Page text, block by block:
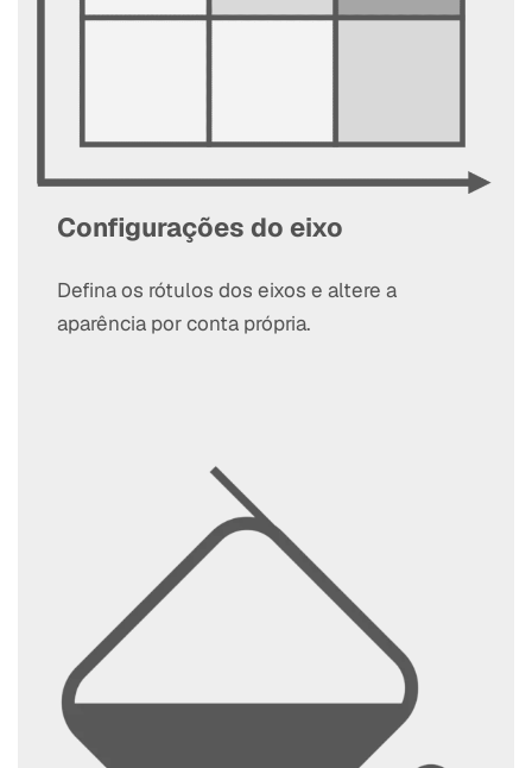
Configurações do eixo
Defina os rótulos dos eixos e altere a
aparência por conta própria.